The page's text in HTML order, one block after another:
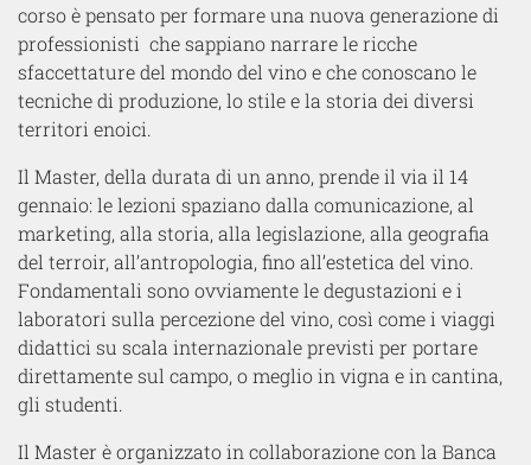
corso è pensato per formare una nuova generazione di
professionisti che sappiano narrare le ricche
sfaccettature del mondo del vino e che conoscano le
tecniche di produzione, lo stile e la storia dei diversi
territori enoici.
Il Master, della durata di un anno, prende il via il 14
gennaio: le lezioni spaziano dalla comunicazione, al
marketing, alla storia, alla legislazione, alla geografia
del terroir, all’antropologia, fino all’estetica del vino.
Fondamentali sono ovviamente le degustazioni e i
laboratori sulla percezione del vino, così come i viaggi
didattici su scala internazionale previsti per portare
direttamente sul campo, o meglio in vigna e in cantina,
gli studenti.
Il Master è organizzato in collaborazione con la Banca